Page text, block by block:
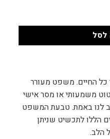
לסל
כל החיים. משפט מעורר
משמעותי או מסר אישי
לנו באמת. טבעת המשפט
הללו לתכשיט שניתן
הלב.